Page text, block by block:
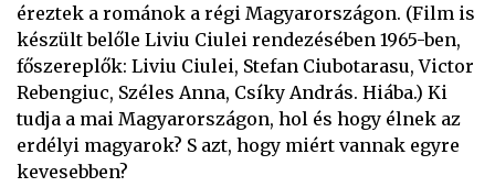
éreztek a románok a régi Magyarországon. (Film is
készült belőle Liviu Ciulei rendezésében 1965-ben,
főszereplők: Liviu Ciulei, Stefan Ciubotarasu, Victor
Rebengiuc, Széles Anna, Csíky András. Hiába.) Ki
tudja a mai Magyarországon, hol és hogy élnek az
erdélyi magyarok? S azt, hogy miért vannak egyre
kevesebben?